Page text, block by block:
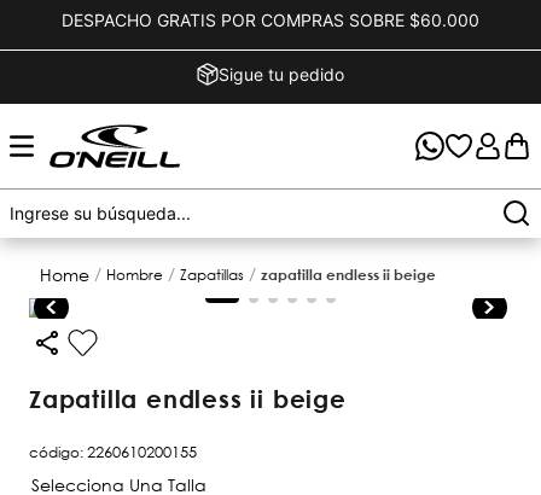
DESPACHO GRATIS POR COMPRAS SOBRE $60.000
Sigue tu pedido
hombre zapatillas zapatilla endless ii beige
zapatilla endless ii beige
código:2260610200155